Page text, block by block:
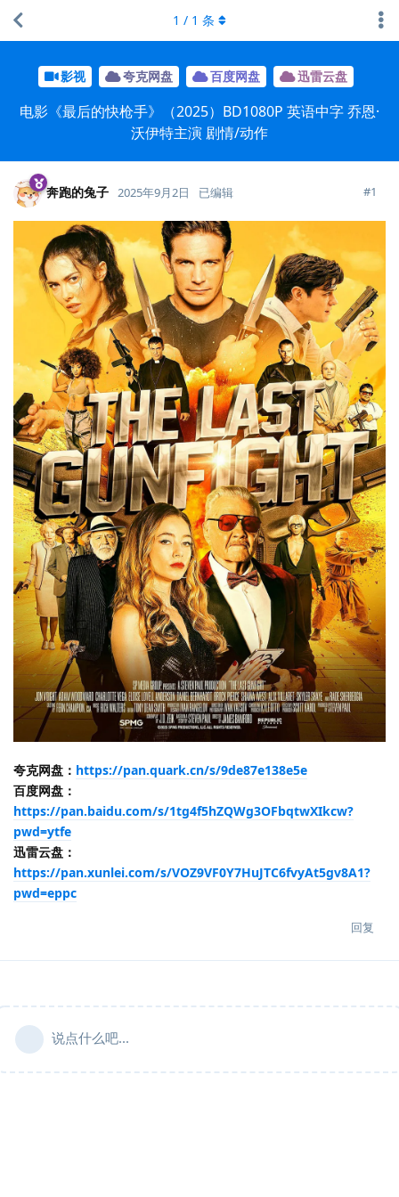
影视 夸克网盘 百度网盘 迅雷云盘
电影《最后的快枪手》（2025）BD1080P 英语中字 乔恩·
沃伊特主演 剧情/动作
1 / 1 条
奔跑的兔子 2025年9月2日 已编辑 #1
夸克网盘： https://pan.quark.cn/s/9de87e138e5e
百度网盘：
https://pan.baidu.com/s/1tg4f5hZQWg3OFbqtwXIkcw?
pwd=ytfe
迅雷云盘：
https://pan.xunlei.com/s/VOZ9VF0Y7HuJTC6fvyAt5gv8A1?
pwd=eppc
回复
说点什么吧...